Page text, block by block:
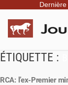
ÉTIQUETTE :
RCA: l’ex-Premier